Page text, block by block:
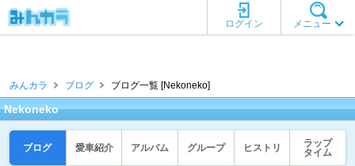
メニュー
ログイン
みんカラ ブログ ブログ一覧 [Nekoneko]
Nekoneko
ブログ 愛車紹介 アルバム グループ ヒストリ
ラップ
タイム